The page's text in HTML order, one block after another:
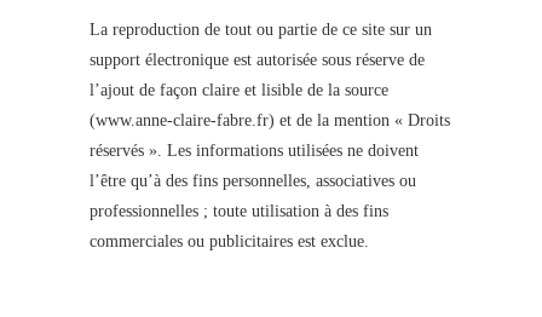
La reproduction de tout ou partie de ce site sur un
support électronique est autorisée sous réserve de
l’ajout de façon claire et lisible de la source
(www.anne-claire-fabre.fr) et de la mention « Droits
réservés ». Les informations utilisées ne doivent
l’être qu’à des fins personnelles, associatives ou
professionnelles ; toute utilisation à des fins
commerciales ou publicitaires est exclue.